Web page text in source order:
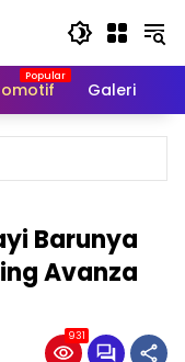
Galeri
Barunya
Avanza
931